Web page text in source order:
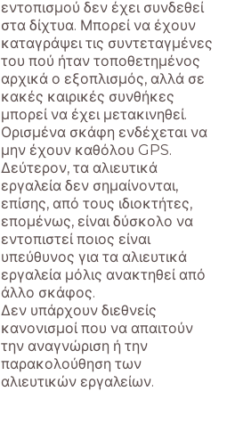
εντοπισμού δεν έχει συνδεθεί
στα δίχτυα. Μπορεί να έχουν
καταγράψει τις συντεταγμένες
του πού ήταν τοποθετημένος
αρχικά ο εξοπλισμός, αλλά σε
κακές καιρικές συνθήκες
μπορεί να έχει μετακινηθεί.
Ορισμένα σκάφη ενδέχεται να
μην έχουν καθόλου GPS.
Δεύτερον, τα αλιευτικά
εργαλεία δεν σημαίνονται,
επίσης, από τους ιδιοκτήτες,
επομένως, είναι δύσκολο να
εντοπιστεί ποιος είναι
υπεύθυνος για τα αλιευτικά
εργαλεία μόλις ανακτηθεί από
άλλο σκάφος.
Δεν υπάρχουν διεθνείς
κανονισμοί που να απαιτούν
την αναγνώριση ή την
παρακολούθηση των
αλιευτικών εργαλείων.